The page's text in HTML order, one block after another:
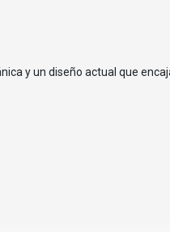
y un diseño actual que